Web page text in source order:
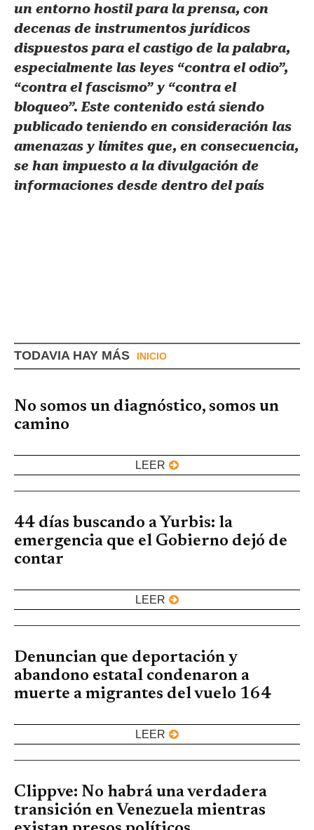
un entorno hostil para la prensa, con
decenas de instrumentos jurídicos
dispuestos para el castigo de la palabra,
especialmente las leyes “contra el odio”,
“contra el fascismo” y “contra el
bloqueo”. Este contenido está siendo
publicado teniendo en consideración las
amenazas y límites que, en consecuencia,
se han impuesto a la divulgación de
informaciones desde dentro del país
TODAVIA HAY MÁS INICIO
No somos un diagnóstico, somos un
camino
LEER
44 días buscando a Yurbis: la
emergencia que el Gobierno dejó de
contar
LEER
Denuncian que deportación y
abandono estatal condenaron a
muerte a migrantes del vuelo 164
LEER
Clippve: No habrá una verdadera
transición en Venezuela mientras